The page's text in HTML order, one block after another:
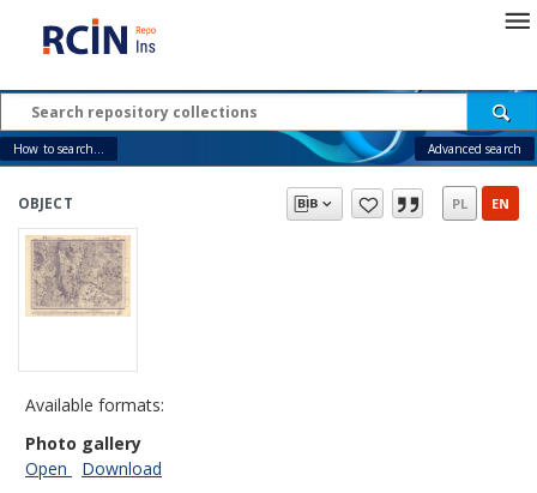
How to search... Advanced search
OBJECT PL EN
Available formats:
Photo gallery
Open
Download